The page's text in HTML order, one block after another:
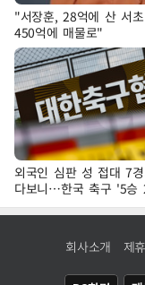
"서장훈, 28억에 산 서
450억에 매물로"
외국인 심판 성 접대 7
다보니…한국 축구 '5승
회사소개 제